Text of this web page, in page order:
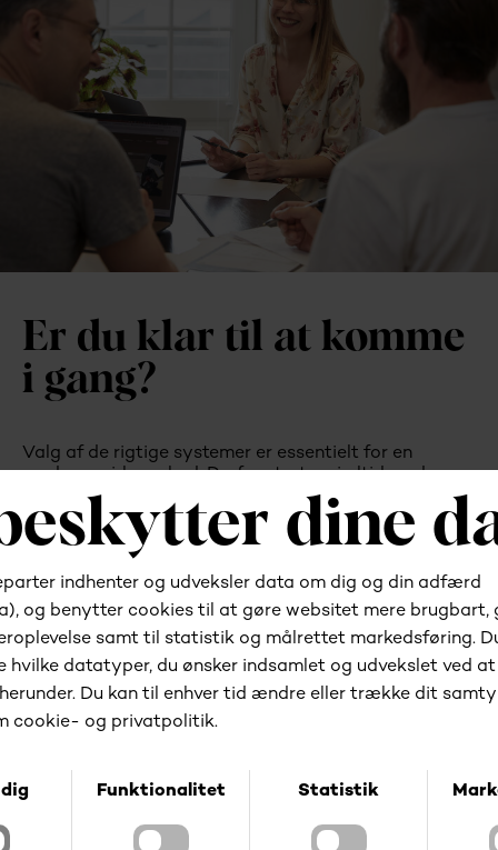
Er du klar til at komme
i gang?
Valg af de rigtige systemer er essentielt for en
moderne virksomhed. Derfor starter vi altid med en
dialog for at ramme 100% plet dit behov og bøje
systemet til dig - ikke omvendt.
Lad os byde på den første kop kaffe.